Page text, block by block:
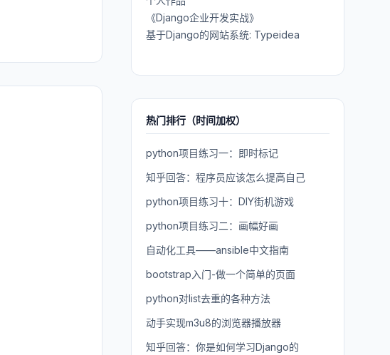
《Django企业开发实战》
基于Django的网站系统: Typeidea
热门排行（时间加权）
python项目练习一：即时标记
知乎回答：程序员应该怎么提高自己
python项目练习十：DIY街机游戏
python项目练习二：画幅好画
自动化工具——ansible中文指南
bootstrap入门-做一个简单的页面
python对list去重的各种方法
动手实现m3u8的浏览器播放器
知乎回答：你是如何学习Django的